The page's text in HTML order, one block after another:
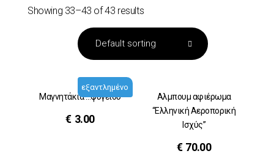
Showing 33–43 of 43 results
εξαντλημένο
Μαγνητάκια …ψυγείου
€ 3.00
Αλμπουμ αφιέρωμα
“Ελληνική Αεροπορική
Ισχύς”
€ 70.00